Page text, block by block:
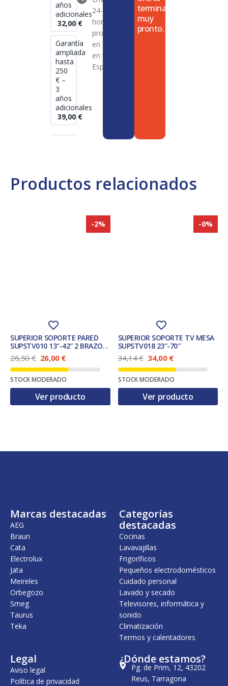
Productos relacionados
-2%
SUPERIOR SOPORTE PARED
SUPSTV010 13″-42″ 2 BRAZOS
EXTRA SLIM
26,50€ E
l
p
r
e
c
g
a
5
.
26,00 €E
l
p
r
e
c
u
6
STOCK MODERADO
Ver producto
-0%
SUPERIOR SOPORTE TV MESA
SUPSTV018 23″-70″
34,14€ E
l
p
r
e
c
g
a
:
3
,
1
€
.
34,00 €E
l
p
r
e
c
u
,
0
STOCK MODERADO
Ver producto
años
adicionales
32,00 €
Garantía
ampliada
hasta
250
€ –
3
años
adicionales
39,00 €
24-72
horas en
productos
en stock
en toda
España
termina
muy
pronto.
Marcas destacadas
AEG
Braun
Cata
Electrolux
Jata
Meireles
Orbegozo
Smeg
Taurus
Teka
Categorías
destacadas
Cocinas
Lavavajillas
Frigoríficos
Pequeños electrodomésticos
Cuidado personal
Lavado y secado
Televisores, informática y
sonido
Climatización
Termos y calentadores
Legal
Aviso legal
Política de privacidad
¿Dónde estamos?
Pg. de Prim, 12, 43202
Reus, Tarragona